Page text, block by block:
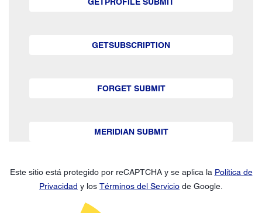
GETSUBSCRIPTION
FORGET SUBMIT
MERIDIAN SUBMIT
Este sitio está protegido por reCAPTCHA y se aplica la Política de
Privacidad y los Términos del Servicio de Google.